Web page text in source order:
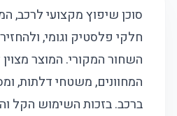
סוכן שיפוץ מקצועי לרכב,
חלקי פלסטיק וגומי,
השחור המקורי. המוצר
המחוונים, משטחי דלתות,
ברכב. בזכות השימוש הקל